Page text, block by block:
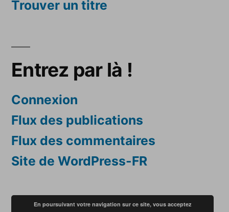
Trouver un titre
Entrez par là !
Connexion
Flux des publications
Flux des commentaires
Site de WordPress-FR
En poursuivant votre navigation sur ce site, vous acceptez